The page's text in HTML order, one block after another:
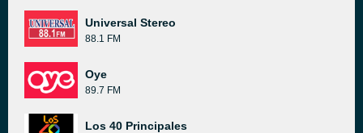
Universal Stereo
88.1 FM
Oye
89.7 FM
Los 40 Principales